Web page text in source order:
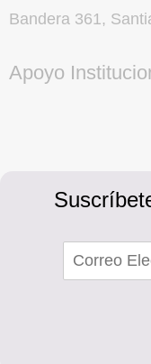
Bandera 361,
Apoyo